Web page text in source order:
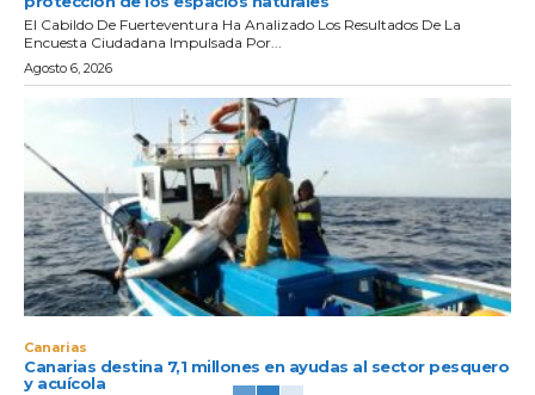
El Cabildo De Fuerteventura Ha Analizado Los Resultados De La
Encuesta Ciudadana Impulsada Por...
Agosto 6, 2026
Canarias
Canarias destina 7,1 millones en ayudas al sector pesquero
y acuícola